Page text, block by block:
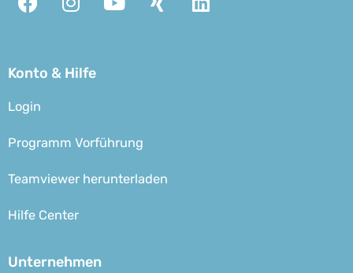
Konto & Hilfe
Login
Programm Vorführung
Teamviewer herunterladen
Hilfe Center
Unternehmen